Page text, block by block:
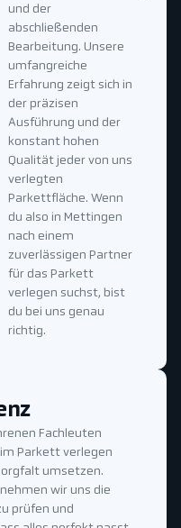
und der
abschließenden
Bearbeitung. Unsere
umfangreiche
Erfahrung zeigt sich in
der präzisen
Ausführung und der
konstant hohen
Qualität jeder von uns
verlegten
Parkettfläche. Wenn
du also in Mettingen
nach einem
zuverlässigen Partner
für das Parkett
verlegen suchst, bist
du bei uns genau
richtig.
Fachleuten
Parkett verlegen
umsetzen.
wir uns die
prüfen und